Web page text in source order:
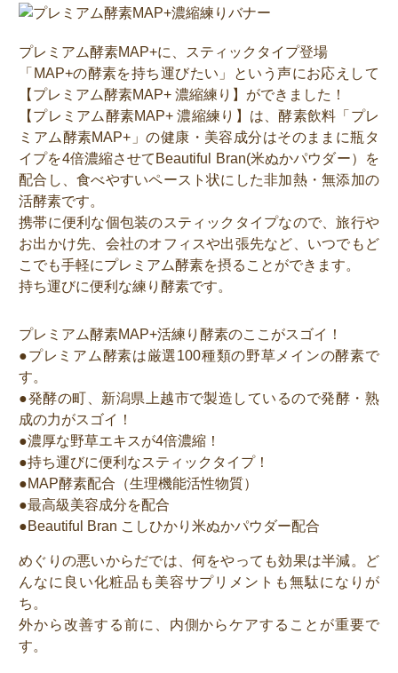
プレミアム酵素MAP+に、スティックタイプ登場
「MAP+の酵素を持ち運びたい」という声にお応えして
【プレミアム酵素MAP+ 濃縮練り】ができました！
【プレミアム酵素MAP+ 濃縮練り】は、酵素飲料「プレ
ミアム酵素MAP+」の健康・美容成分はそのままに瓶タ
イプを4倍濃縮させてBeautiful Bran(米ぬかパウダー）を
配合し、食べやすいペースト状にした非加熱・無添加の
活酵素です。
携帯に便利な個包装のスティックタイプなので、旅行や
お出かけ先、会社のオフィスや出張先など、いつでもど
こでも手軽にプレミアム酵素を摂ることができます。
持ち運びに便利な練り酵素です。
プレミアム酵素MAP+活練り酵素のここがスゴイ！
●プレミアム酵素は厳選100種類の野草メインの酵素で
す。
●発酵の町、新潟県上越市で製造しているので発酵・熟
成の力がスゴイ！
●濃厚な野草エキスが4倍濃縮！
●持ち運びに便利なスティックタイプ！
●MAP酵素配合（生理機能活性物質）
●最高級美容成分を配合
●Beautiful Bran こしひかり米ぬかパウダー配合
めぐりの悪いからだでは、何をやっても効果は半減。ど
んなに良い化粧品も美容サプリメントも無駄になりが
ち。
外から改善する前に、内側からケアすることが重要で
す。